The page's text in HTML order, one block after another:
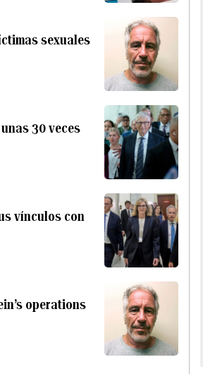
sexuales
30 veces
vínculos con
operations